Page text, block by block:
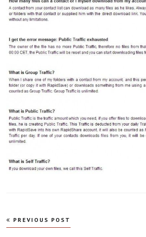
Navegação
de
PREVIOUS POST